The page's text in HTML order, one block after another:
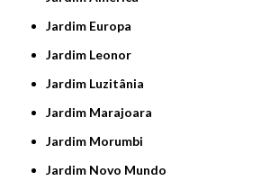
Jardim Europa
Jardim Leonor
Jardim Luzitânia
Jardim Marajoara
Jardim Morumbi
Jardim Novo Mundo